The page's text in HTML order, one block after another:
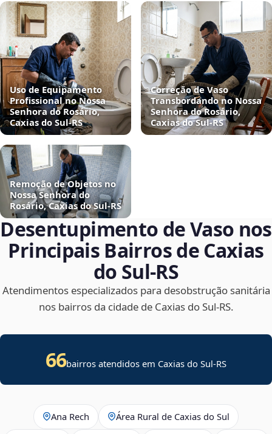
Uso de Equipamento
Profissional no Nossa
Senhora do Rosário,
Caxias do Sul‑RS
Correção de Vaso
Transbordando no Nossa
Senhora do Rosário,
Caxias do Sul‑RS
Remoção de Objetos no
Nossa Senhora do
Rosário, Caxias do Sul‑RS
Desentupimento de Vaso nos
Principais Bairros de Caxias
do Sul‑RS
Atendimentos especializados para desobstrução sanitária
nos bairros da cidade de Caxias do Sul‑RS.
66bairros atendidos em Caxias do Sul-RS
Ana Rech Área Rural de Caxias do Sul